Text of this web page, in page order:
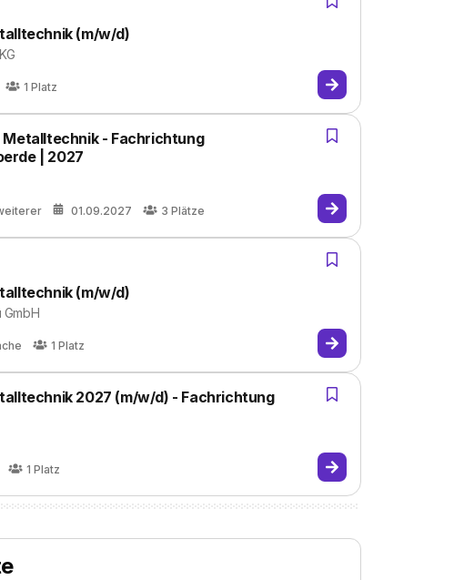
(m/w/d)
1 Platz
- Fachrichtung
| 2027
01.09.2027 3 Plätze
(m/w/d)
1 Platz
2027 (m/w/d) - Fachrichtung
1 Platz